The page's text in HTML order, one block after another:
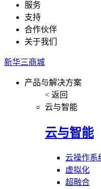
服务
支持
合作伙伴
关于我们
新华三商城
产品与解决方案
< 返回
云与智能
云与智能
云操作系
虚拟化
超融合